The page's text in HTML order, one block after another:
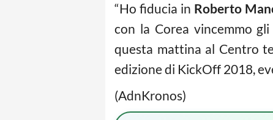
“Ho fiducia in Roberto
con la Corea vincemmo gli
questa mattina al Centro
edizione di KickOff 2018,
(AdnKronos)